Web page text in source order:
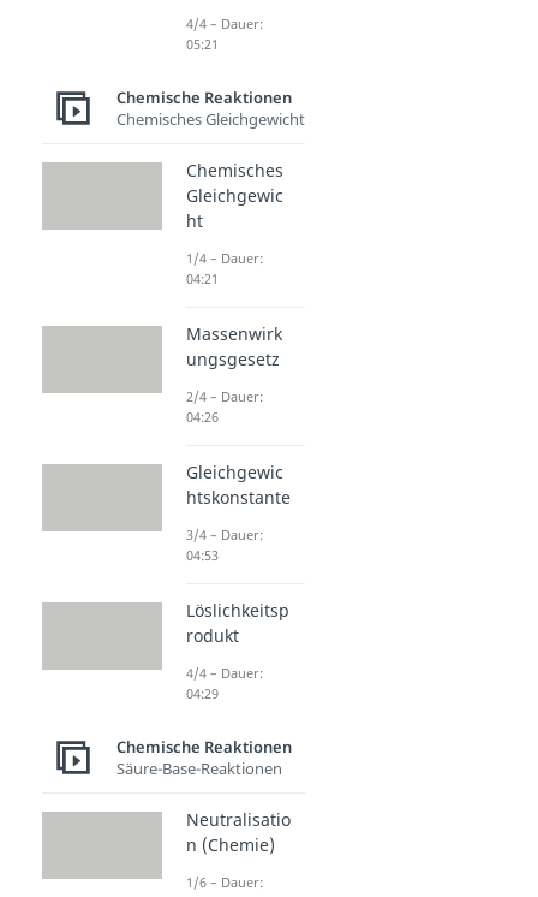
4/4 – Dauer:
05:21
Chemische Reaktionen
Chemisches Gleichgewicht
Chemisches
Gleichgewic
ht
1/4 – Dauer:
04:21
Massenwirk
ungsgesetz
2/4 – Dauer:
04:26
Gleichgewic
htskonstante
3/4 – Dauer:
04:53
Löslichkeitsp
rodukt
4/4 – Dauer:
04:29
Chemische Reaktionen
Säure-Base-Reaktionen
Neutralisatio
n (Chemie)
1/6 – Dauer: